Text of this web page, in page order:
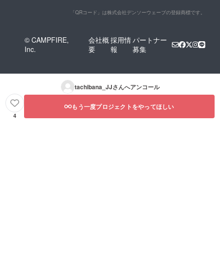
「QRコード」は株式会社デンソーウェーブの登録商標です。
© CAMPFIRE,
Inc.
会社概
要
採用情
報
パートナー
募集
tachibana_JJさんへアンコール
4
もう一度プロジェクトをやってほしい